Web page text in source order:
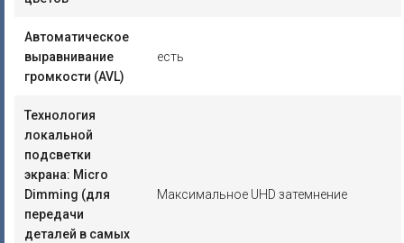
Автоматическое
выравнивание
громкости (AVL)
есть
Технология
локальной
подсветки
экрана: Micro
Dimming (для
передачи
деталей в самых
Максимальное UHD затемнение